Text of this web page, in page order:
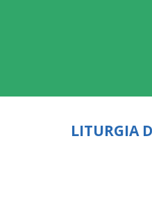
LITURGIA